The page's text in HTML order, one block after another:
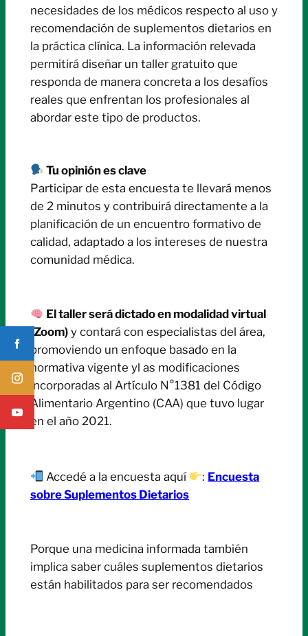
necesidades de los médicos respecto al uso y
recomendación de suplementos dietarios en
la práctica clínica. La información relevada
permitirá diseñar un taller gratuito que
responda de manera concreta a los desafíos
reales que enfrentan los profesionales al
abordar este tipo de productos.
Tu opinión es clave
Participar de esta encuesta te llevará menos
de 2 minutos y contribuirá directamente a la
planificación de un encuentro formativo de
calidad, adaptado a los intereses de nuestra
comunidad médica.
El taller será dictado en modalidad virtual
(Zoom) y contará con especialistas del área,
promoviendo un enfoque basado en la
normativa vigente yl as modificaciones
incorporadas al Artículo N°1381 del Código
Alimentario Argentino (CAA) que tuvo lugar
en el año 2021.
Accedé a la encuesta aquí : Encuesta
sobre Suplementos Dietarios
Porque una medicina informada también
implica saber cuáles suplementos dietarios
están habilitados para ser recomendados